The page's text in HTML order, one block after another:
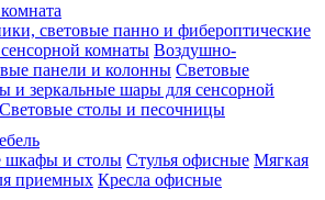
световые панно и фибероптические
комнаты Воздушно-
панели и колонны Световые
и зеркальные шары для сенсорной
Световые столы и песочницы
и столы Стулья офисные Мягкая
приемных Кресла офисные